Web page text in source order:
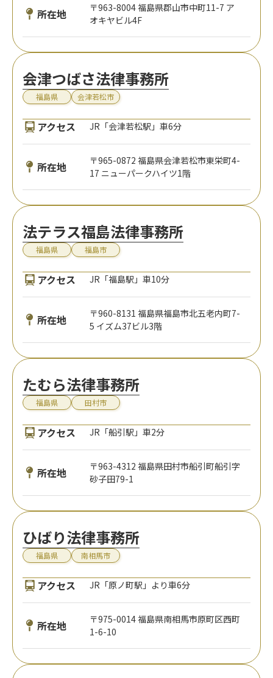
所在地
〒963-8004 福島県郡山市中町11-7 ア
オキヤビル4F
会津つばさ法律事務所
福島県 会津若松市
アクセス JR「会津若松駅」車6分
所在地
〒965-0872 福島県会津若松市東栄町4-
17 ニューパークハイツ1階
法テラス福島法律事務所
福島県 福島市
アクセス JR「福島駅」車10分
所在地
〒960-8131 福島県福島市北五老内町7-
5 イズム37ビル3階
たむら法律事務所
福島県 田村市
アクセス JR「船引駅」車2分
所在地
〒963-4312 福島県田村市船引町船引字
砂子田79-1
ひばり法律事務所
福島県 南相馬市
アクセス JR「原ノ町駅」より車6分
所在地
〒975-0014 福島県南相馬市原町区西町
1-6-10